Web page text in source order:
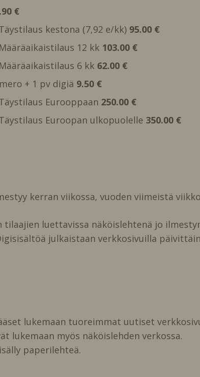
€
kestona (7,92 e/kk) 95.00 €
12 kk 103.00 €
6 kk 62.00 €
+ 1 pv digiä 9.50 €
Eurooppaan 250.00 €
Euroopan ulkopuolelle 350.00 €
kerran viikossa, vuoden viimeistä
tilaajien luettavissa näköislehtenä jo
julkaistaan verkkosivuilla
lukemaan tuoreimmat uutiset
lukemaan myös näköislehden verkossa.
paperilehteä.